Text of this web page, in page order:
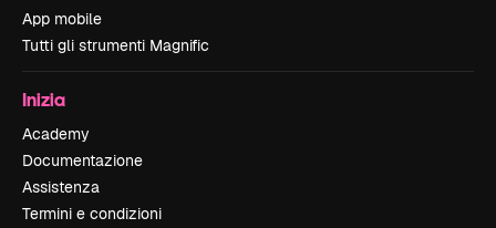
App mobile
Tutti gli strumenti Magnific
Inizia
Academy
Documentazione
Assistenza
Termini e condizioni